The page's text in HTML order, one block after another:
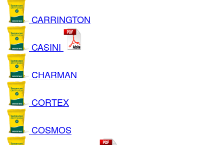
CARRINGTON
CASINI
CHARMAN
CORTEX
COSMOS